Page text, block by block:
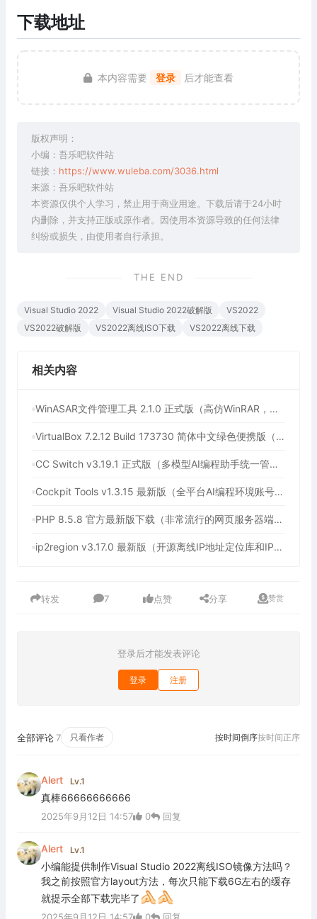
下载地址
本内容需要 登录 后才能查看
版权声明：
小编：吾乐吧软件站
链接： https://www.wuleba.com/3036.html
来源：吾乐吧软件站
本资源仅供个人学习，禁止用于商业用途。下载后请于24小时
内删除，并支持正版或原作者。因使用本资源导致的任何法律
纠纷或损失，由使用者自行承担。
THE END
Visual Studio 2022 Visual Studio 2022破解版
VS2022
VS2022破解版
VS2022离线ISO下载 VS2022离线下载
相关内容
WinASAR文件管理工具 2.1.0 正式版（高仿WinRAR，最好用的Electron ASAR文件打包/解包工具、压缩/解压工具）
VirtualBox 7.2.12 Build 173730 简体中文绿色便携版（免费开源的虚拟机）
CC Switch v3.19.1 正式版（多模型AI编程助手统一管理平台，AI编程必备工具）
Cockpit Tools v1.3.15 最新版（全平台AI编程环境账号管理与多开神器，支持WorkBuddy一键签到）
PHP 8.5.8 官方最新版下载（非常流行的网页服务器端脚本语言）
ip2region v3.17.0 最新版（开源离线IP地址定位库和IP定位数据管理框架）
转发 7 点赞 分享 赞赏
登录后才能发表评论
登录 注册
全部评论 7 只看作者 按时间倒序按时间正序
Alert Lv.1
真棒66666666666
2025年9月12日 14:57 0 回复
Alert Lv.1
小编能提供制作Visual Studio 2022离线ISO镜像方法吗？
我之前按照官方layout方法，每次只能下载6G左右的缓存
就提示全部下载完毕了